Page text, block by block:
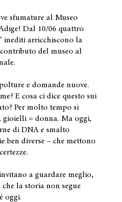
sfumature al Museo
Dal 10/06 quattro
inediti arricchiscono la
del museo al
e domande nuove.
E cosa ci dice questo sui
Per molto tempo si
gioielli = donna. Ma oggi,
di DNA e smalto
ben diverse – che mettono
a guardare meglio,
la storia non segue
oggi.